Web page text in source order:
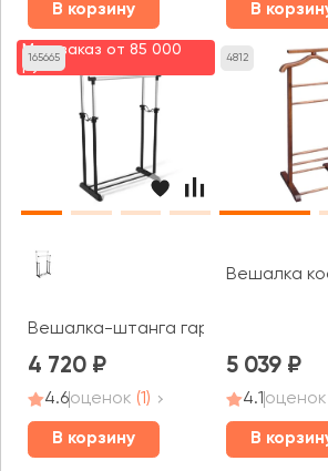
В корзину В
165665
Мин. заказ от 85 000
руб.
Вешалка-штанга гардеробнаяSHT-
4 720
4.6оценок (1)
В корзину
4812
Вешалка
5 039
4.1 оценок
В